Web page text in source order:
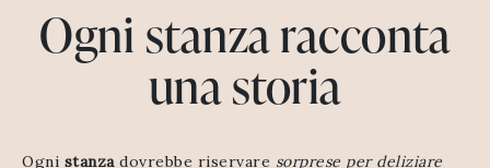
Ogni stanza racconta
una storia
Ogni stanzadovrebbe riservare sorprese per deliziare